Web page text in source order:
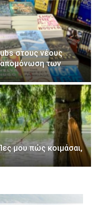
στους νέους
απομόνωση των
μου πώς κοιμάσαι,